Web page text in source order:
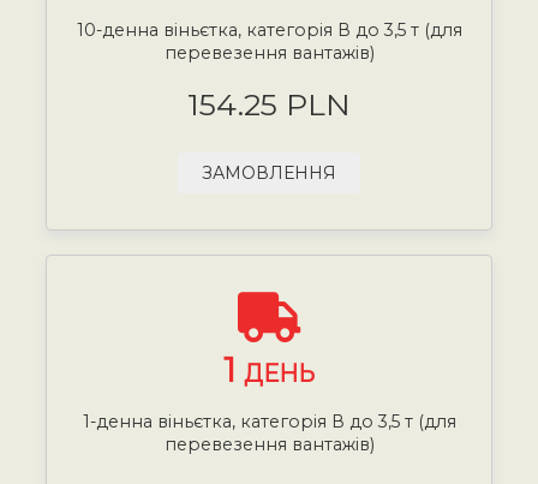
10-денна віньєтка, категорія В до 3,5 т (для
перевезення вантажів)
154.25 PLN
ЗАМОВЛЕННЯ
1 ДЕНЬ
1-денна віньєтка, категорія В до 3,5 т (для
перевезення вантажів)